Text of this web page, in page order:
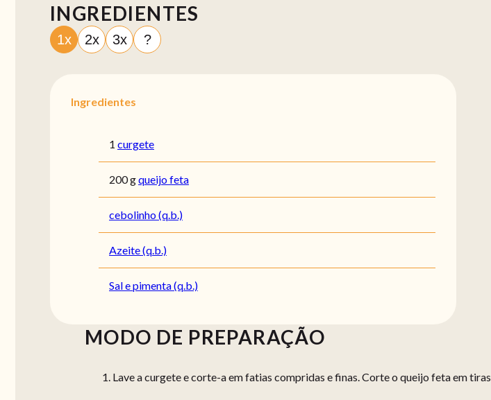
INGREDIENTES
1x 2x 3x ?
Ingredientes
1 curgete
200 gqueijo feta
cebolinho (q.b.)
Azeite (q.b.)
Sal e pimenta (q.b.)
MODO DE PREPARAÇÃO
Lave a curgete e corte-a em fatias compridas e finas. Corte o queijo feta em tiras